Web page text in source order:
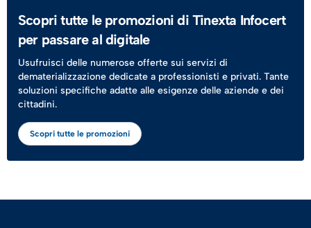
Scopri tutte le promozioni di Tinexta Infocert
per passare al digitale
Usufruisci delle numerose offerte sui servizi di
dematerializzazione dedicate a professionisti e privati. Tante
soluzioni specifiche adatte alle esigenze delle aziende e dei
cittadini.
Scopri tutte le promozioni